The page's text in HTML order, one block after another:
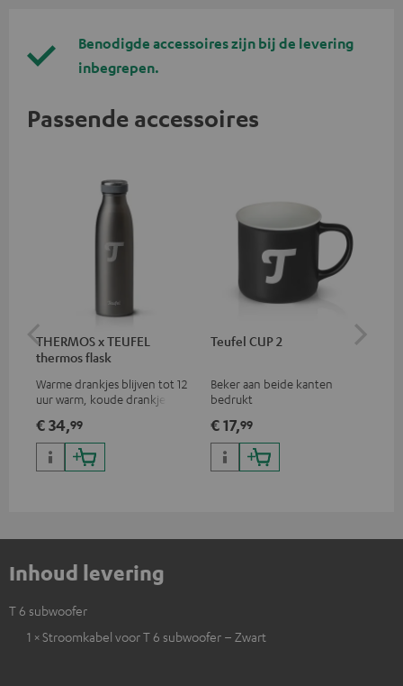
Benodigde accessoires zijn bij de levering
inbegrepen.
Passende accessoires
THERMOS x TEUFEL
thermos flask
Warme drankjes blijven tot 12
uur warm, koude drankjes zijn
€ 34,99
Teufel CUP 2
Beker aan beide kanten
bedrukt
€ 17,99
Inhoud levering
T 6 subwoofer
1 × Stroomkabel voor T 6 subwoofer – Zwart